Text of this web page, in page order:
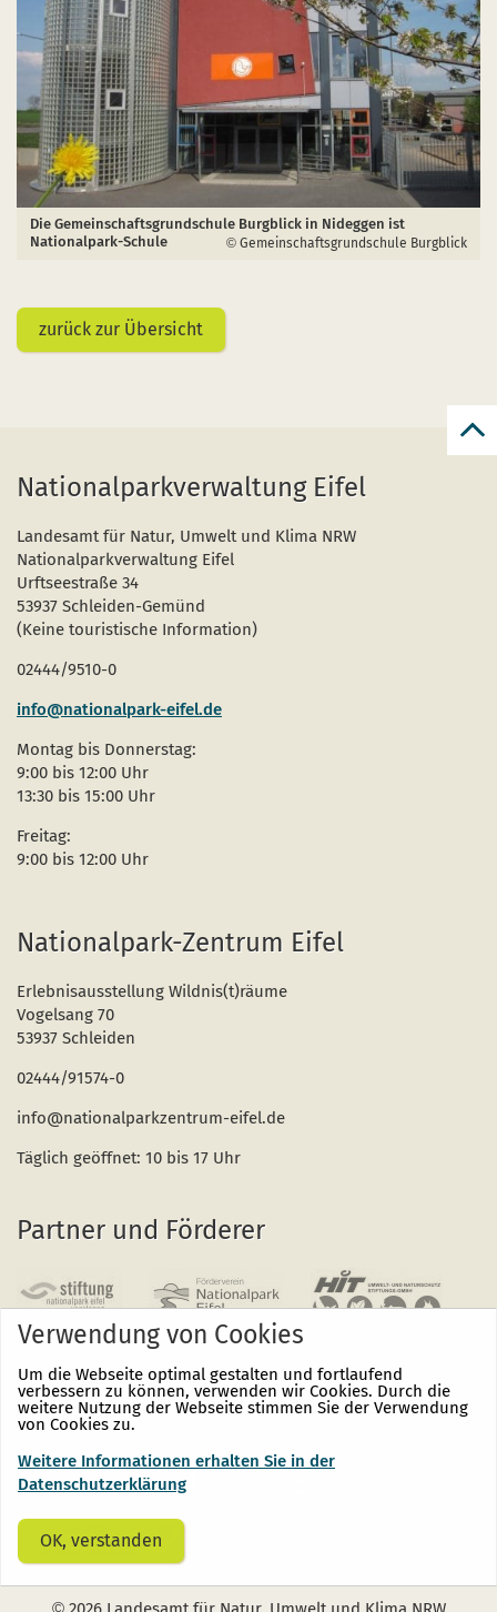
Die Gemeinschaftsgrundschule Burgblick in Nideggen ist
Nationalpark-Schule
Gemeinschaftsgrundschule Burgblick
zurück zur Übersicht
Nationalparkverwaltung Eifel
Landesamt für Natur, Umwelt und Klima NRW
Nationalparkverwaltung Eifel
Urftseestraße 34
53937 Schleiden-Gemünd
(Keine touristische Information)
02444/9510-0
info@nationalpark-eifel.de
Montag bis Donnerstag:
9:00 bis 12:00 Uhr
13:30 bis 15:00 Uhr
Freitag:
9:00 bis 12:00 Uhr
Nationalpark-Zentrum Eifel
Erlebnisausstellung Wildnis(t)räume
Vogelsang 70
53937 Schleiden
02444/91574-0
info@nationalparkzentrum-eifel.de
Täglich geöffnet: 10 bis 17 Uhr
Partner und Förderer
Nationalpark
einem
neuen
Nationalpark
einem
neuen
Nationalpark
einem
neuen
Verwendung von Cookies
Um die Webseite optimal gestalten und fortlaufend
verbessern zu können, verwenden wir Cookies. Durch die
weitere Nutzung der Webseite stimmen Sie der Verwendung
von Cookies zu.
Weitere Informationen erhalten Sie in der
Datenschutzerklärung
OK, verstanden